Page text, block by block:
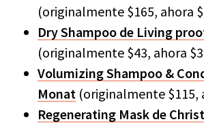
(originalmente $165, ahora
Dry Shampoo de Living
(originalmente $43, ahora
Volumizing Shampoo &
Monat (originalmente $115,
Regenerating Mask de